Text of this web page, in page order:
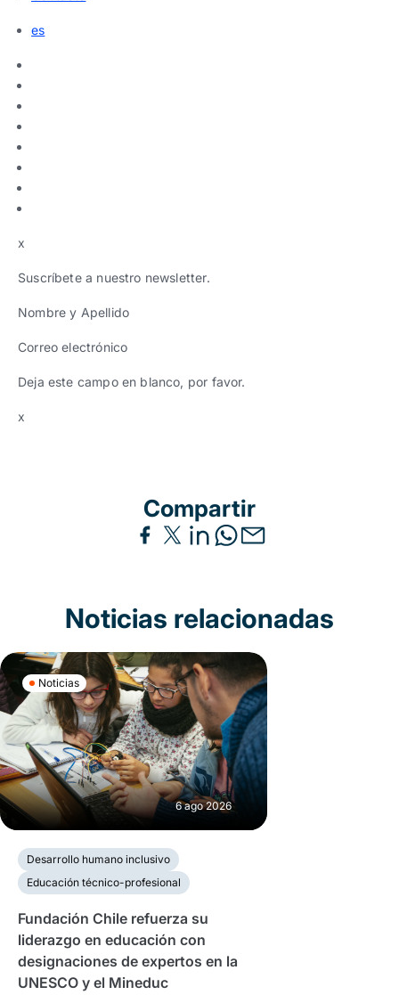
es
x
Suscríbete a nuestro newsletter.
Nombre y Apellido
Correo electrónico
Deja este campo en blanco, por favor.
x
Compartir
Noticias relacionadas
Noticias
6 ago 2026
Desarrollo humano inclusivo
Educación técnico-profesional
Fundación Chile refuerza su
liderazgo en educación con
designaciones de expertos en la
UNESCO y el Mineduc